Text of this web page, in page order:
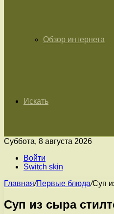
Обзор интернета
Искать
Суббота, 8 августа 2026
Войти
Switch skin
Главная/Первые блюда/Суп
Суп из сыра